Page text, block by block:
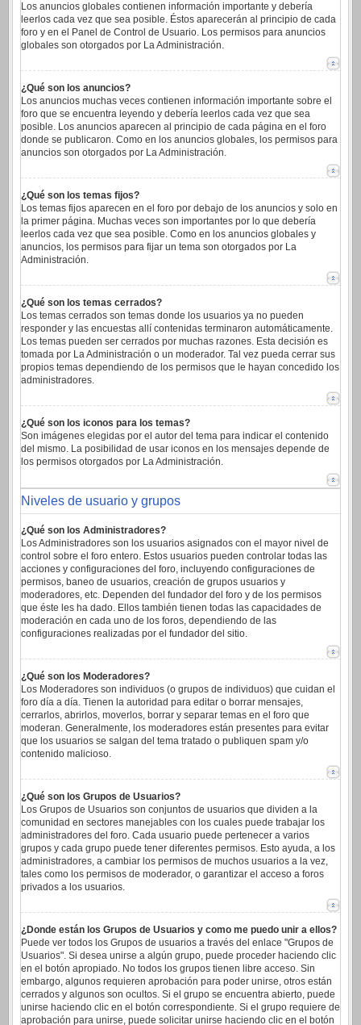
Los anuncios globales contienen información importante y debería
leerlos cada vez que sea posible. Éstos aparecerán al principio de cada
foro y en el Panel de Control de Usuario. Los permisos para anuncios
globales son otorgados por La Administración.
¿Qué son los anuncios?
Los anuncios muchas veces contienen información importante sobre el
foro que se encuentra leyendo y debería leerlos cada vez que sea
posible. Los anuncios aparecen al principio de cada página en el foro
donde se publicaron. Como en los anuncios globales, los permisos para
anuncios son otorgados por La Administración.
¿Qué son los temas fijos?
Los temas fijos aparecen en el foro por debajo de los anuncios y solo en
la primer página. Muchas veces son importantes por lo que debería
leerlos cada vez que sea posible. Como en los anuncios globales y
anuncios, los permisos para fijar un tema son otorgados por La
Administración.
¿Qué son los temas cerrados?
Los temas cerrados son temas donde los usuarios ya no pueden
responder y las encuestas allí contenidas terminaron automáticamente.
Los temas pueden ser cerrados por muchas razones. Esta decisión es
tomada por La Administración o un moderador. Tal vez pueda cerrar sus
propios temas dependiendo de los permisos que le hayan concedido los
administradores.
¿Qué son los iconos para los temas?
Son imágenes elegidas por el autor del tema para indicar el contenido
del mismo. La posibilidad de usar iconos en los mensajes depende de
los permisos otorgados por La Administración.
Niveles de usuario y grupos
¿Qué son los Administradores?
Los Administradores son los usuarios asignados con el mayor nivel de
control sobre el foro entero. Estos usuarios pueden controlar todas las
acciones y configuraciones del foro, incluyendo configuraciones de
permisos, baneo de usuarios, creación de grupos usuarios y
moderadores, etc. Dependen del fundador del foro y de los permisos
que éste les ha dado. Ellos también tienen todas las capacidades de
moderación en cada uno de los foros, dependiendo de las
configuraciones realizadas por el fundador del sitio.
¿Qué son los Moderadores?
Los Moderadores son individuos (o grupos de individuos) que cuidan el
foro día a día. Tienen la autoridad para editar o borrar mensajes,
cerrarlos, abrirlos, moverlos, borrar y separar temas en el foro que
moderan. Generalmente, los moderadores están presentes para evitar
que los usuarios se salgan del tema tratado o publiquen spam y/o
contenido malicioso.
¿Qué son los Grupos de Usuarios?
Los Grupos de Usuarios son conjuntos de usuarios que dividen a la
comunidad en sectores manejables con los cuales puede trabajar los
administradores del foro. Cada usuario puede pertenecer a varios
grupos y cada grupo puede tener diferentes permisos. Esto ayuda, a los
administradores, a cambiar los permisos de muchos usuarios a la vez,
tales como los permisos de moderador, o garantizar el acceso a foros
privados a los usuarios.
¿Donde están los Grupos de Usuarios y como me puedo unir a ellos?
Puede ver todos los Grupos de usuarios a través del enlace "Grupos de
Usuarios". Si desea unirse a algún grupo, puede proceder haciendo clic
en el botón apropiado. No todos los grupos tienen libre acceso. Sin
embargo, algunos requieren aprobación para poder unirse, otros están
cerrados y algunos son ocultos. Si el grupo se encuentra abierto, puede
unirse haciendo clic en el botón correspondiente. Si el grupo requiere de
aprobación para unirse, puede solicitar unirse haciendo clic en el botón